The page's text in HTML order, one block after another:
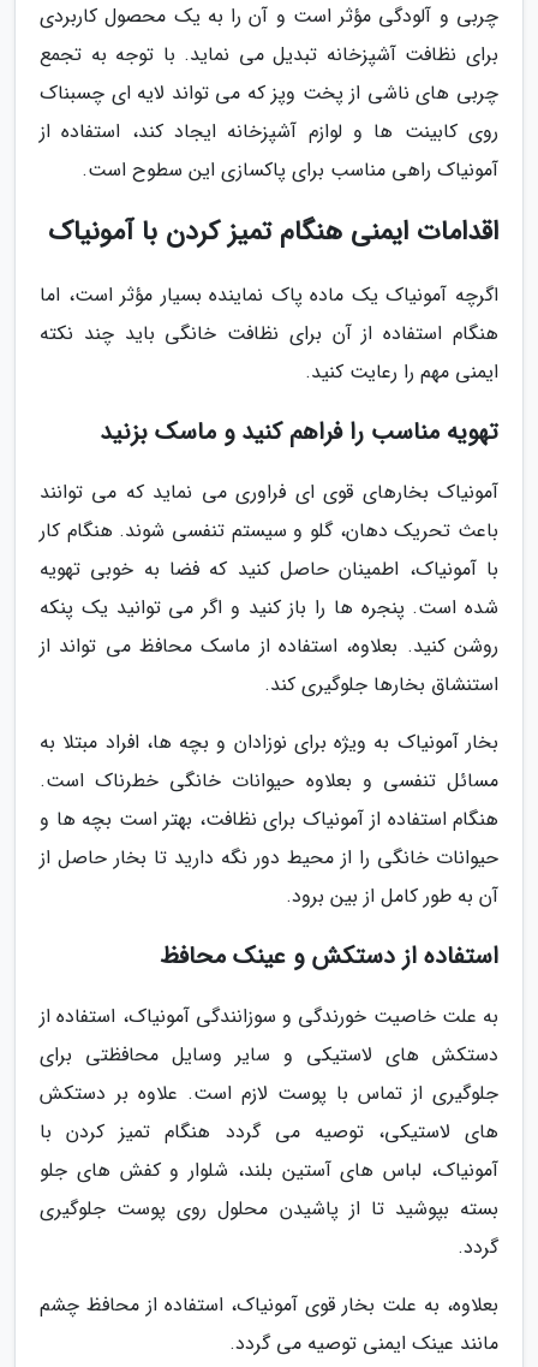
چربی و آلودگی مؤثر است و آن را به یک محصول کاربردی
برای نظافت آشپزخانه تبدیل می نماید. با توجه به تجمع
چربی های ناشی از پخت وپز که می تواند لایه ای چسبناک
روی کابینت ها و لوازم آشپزخانه ایجاد کند، استفاده از
آمونیاک راهی مناسب برای پاکسازی این سطوح است.
اقدامات ایمنی هنگام تمیز کردن با آمونیاک
اگرچه آمونیاک یک ماده پاک نماینده بسیار مؤثر است، اما
هنگام استفاده از آن برای نظافت خانگی باید چند نکته
ایمنی مهم را رعایت کنید.
تهویه مناسب را فراهم کنید و ماسک بزنید
آمونیاک بخارهای قوی ای فراوری می نماید که می توانند
باعث تحریک دهان، گلو و سیستم تنفسی شوند. هنگام کار
با آمونیاک، اطمینان حاصل کنید که فضا به خوبی تهویه
شده است. پنجره ها را باز کنید و اگر می توانید یک پنکه
روشن کنید. بعلاوه، استفاده از ماسک محافظ می تواند از
استنشاق بخارها جلوگیری کند.
بخار آمونیاک به ویژه برای نوزادان و بچه ها، افراد مبتلا به
مسائل تنفسی و بعلاوه حیوانات خانگی خطرناک است.
هنگام استفاده از آمونیاک برای نظافت، بهتر است بچه ها و
حیوانات خانگی را از محیط دور نگه دارید تا بخار حاصل از
آن به طور کامل از بین برود.
استفاده از دستکش و عینک محافظ
به علت خاصیت خورندگی و سوزانندگی آمونیاک، استفاده از
دستکش های لاستیکی و سایر وسایل محافظتی برای
جلوگیری از تماس با پوست لازم است. علاوه بر دستکش
های لاستیکی، توصیه می گردد هنگام تمیز کردن با
آمونیاک، لباس های آستین بلند، شلوار و کفش های جلو
بسته بپوشید تا از پاشیدن محلول روی پوست جلوگیری
گردد.
بعلاوه، به علت بخار قوی آمونیاک، استفاده از محافظ چشم
مانند عینک ایمنی توصیه می گردد.